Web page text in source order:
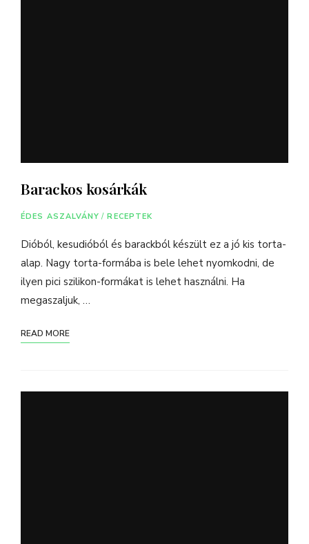
Barackos kosárkák
ÉDES ASZALVÁNY / RECEPTEK
Dióból, kesudióból és barackból készült ez a jó kis torta-
alap. Nagy torta-formába is bele lehet nyomkodni, de
ilyen pici szilikon-formákat is lehet használni. Ha
megaszaljuk, …
READ MORE